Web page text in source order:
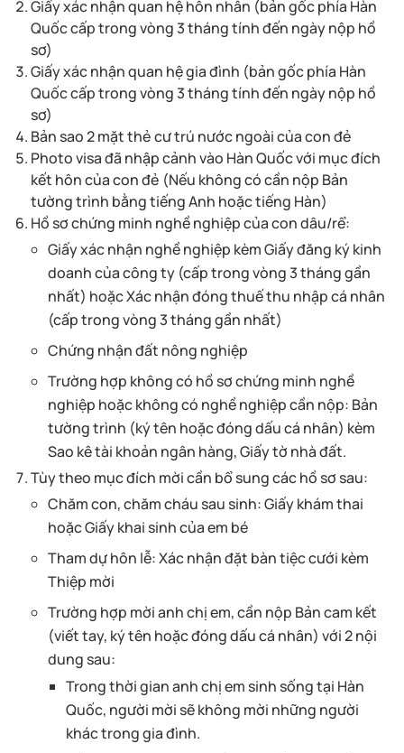
Giấy xác nhận quan hệ hôn nhân (bản gốc phía Hàn
Quốc cấp trong vòng 3 tháng tính đến ngày nộp hồ
sơ)
Giấy xác nhận quan hệ gia đình (bản gốc phía Hàn
Quốc cấp trong vòng 3 tháng tính đến ngày nộp hồ
sơ)
Bản sao 2 mặt thẻ cư trú nước ngoài của con đẻ
Photo visa đã nhập cảnh vào Hàn Quốc với mục đích
kết hôn của con đẻ (Nếu không có cần nộp Bản
tường trình bằng tiếng Anh hoặc tiếng Hàn)
Hồ sơ chứng minh nghề nghiệp của con dâu/rể:
Giấy xác nhận nghề nghiệp kèm Giấy đăng ký kinh
doanh của công ty (cấp trong vòng 3 tháng gần
nhất) hoặc Xác nhận đóng thuế thu nhập cá nhân
(cấp trong vòng 3 tháng gần nhất)
Chứng nhận đất nông nghiệp
Trường hợp không có hồ sơ chứng minh nghề
nghiệp hoặc không có nghề nghiệp cần nộp: Bản
tường trình (ký tên hoặc đóng dấu cá nhân) kèm
Sao kê tài khoản ngân hàng, Giấy tờ nhà đất.
Tùy theo mục đích mời cần bổ sung các hồ sơ sau:
Chăm con, chăm cháu sau sinh: Giấy khám thai
hoặc Giấy khai sinh của em bé
Tham dự hôn lễ: Xác nhận đặt bàn tiệc cưới kèm
Thiệp mời
Trường hợp mời anh chị em, cần nộp Bản cam kết
(viết tay, ký tên hoặc đóng dấu cá nhân) với 2 nội
dung sau:
Trong thời gian anh chị em sinh sống tại Hàn
Quốc, người mời sẽ không mời những người
khác trong gia đình.